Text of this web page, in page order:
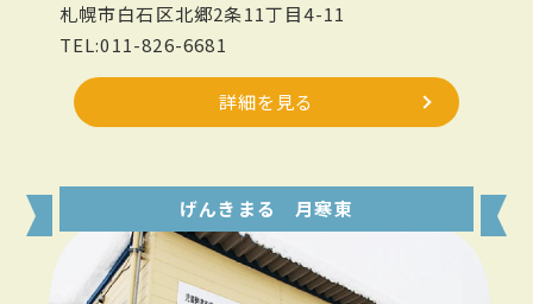
札幌市白石区北郷2条11丁目4-11
TEL:011-826-6681
詳細を見る
げんきまる 月寒東